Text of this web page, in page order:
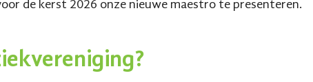
de kerst 2026 onze nieuwe maestro te presenteren.